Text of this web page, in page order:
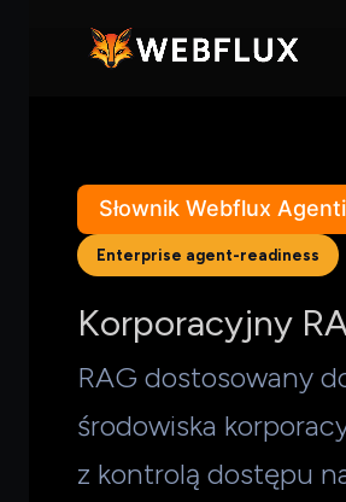
Słownik Webflux
Enterprise agent-readiness
Korporacyjny
RAG dostosowany
środowiska
z kontrolą dostępu